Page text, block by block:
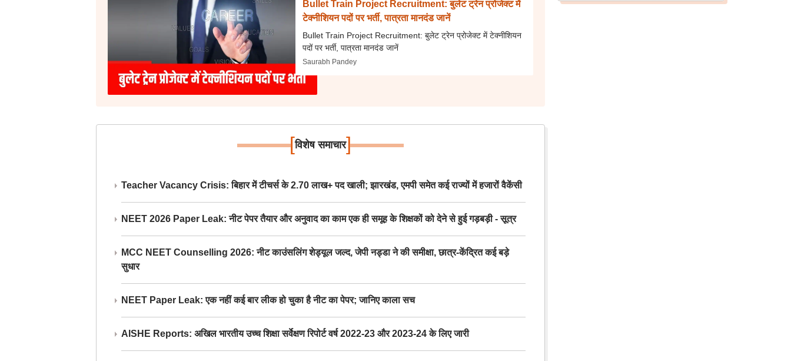
Bullet Train Project Recruitment: बुलेट ट्रेन प्रोजेक्ट में
टेक्नीशियन पदों पर भर्ती, पात्रता मानदंड जानें
Bullet Train Project Recruitment: बुलेट ट्रेन प्रोजेक्ट में टेक्नीशियन
पदों पर भर्ती, पात्रता मानदंड जानें
Saurabh Pandey
[विशेष समाचार]
Teacher Vacancy Crisis: बिहार में टीचर्स के 2.70 लाख+ पद खाली; झारखंड, एमपी समेत कई राज्यों में हजारों वैकेंसी
NEET 2026 Paper Leak: नीट पेपर तैयार और अनुवाद का काम एक ही समूह के शिक्षकों को देने से हुई गड़बड़ी - सूत्र
MCC NEET Counselling 2026: नीट काउंसलिंग शेड्यूल जल्द, जेपी नड्डा ने की समीक्षा, छात्र-केंद्रित कई बड़े
सुधार
NEET Paper Leak: एक नहीं कई बार लीक हो चुका है नीट का पेपर; जानिए काला सच
AISHE Reports: अखिल भारतीय उच्च शिक्षा सर्वेक्षण रिपोर्ट वर्ष 2022-23 और 2023-24 के लिए जारी